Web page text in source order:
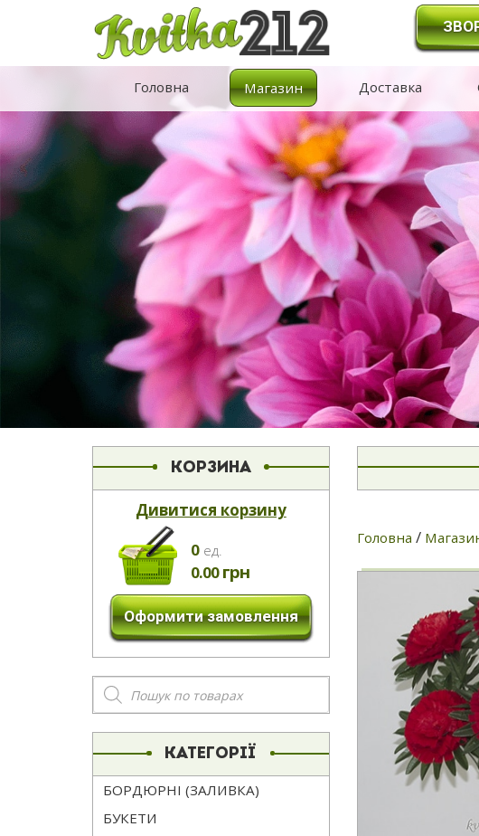
Головна Магазин Доставка
КОРЗИНА
Дивитися корзину
0eд.
0.00грн
Оформити замовлення
Пошук
товарів
КАТЕГОРІЇ
БОРДЮРНІ (ЗАЛИВКА)
БУКЕТИ
Головна /